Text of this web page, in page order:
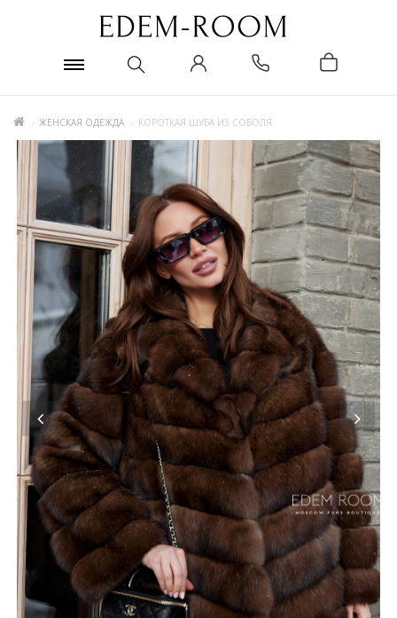
ЖЕНСКАЯ ОДЕЖДА КОРОТКАЯ ШУБА ИЗ СОБОЛЯ